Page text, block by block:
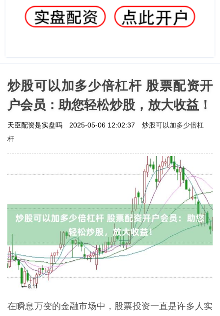
炒股可以加多少倍杠杆 股票配资开
户会员：助您轻松炒股，放大收益！
天臣配资是实盘吗 2025-05-06 12:02:37
炒股可以加多少倍杠
杆
在瞬息万变的金融市场中，股票投资一直是许多人实